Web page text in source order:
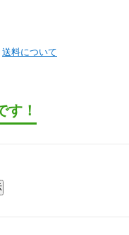
送料について
す！